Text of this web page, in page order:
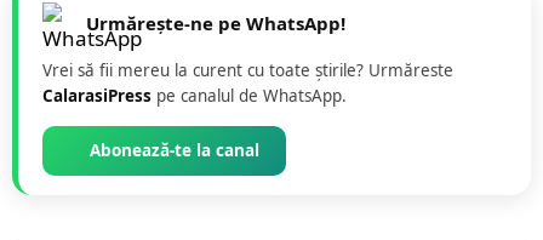
Urmărește-ne pe WhatsApp!
Vrei să fii mereu la curent cu toate știrile? Urmăreste
CalarasiPress pe canalul de WhatsApp.
Abonează-te la canal